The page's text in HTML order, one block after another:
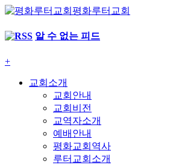
평화루터교회
알 수 없는 피드
+
교회소개
교회안내
교회비전
교역자소개
예배안내
평화교회역사
루터교회소개